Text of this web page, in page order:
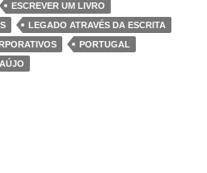
ESCREVER UM LIVRO
LEGADO ATRAVÉS DA ESCRITA
PORTUGAL